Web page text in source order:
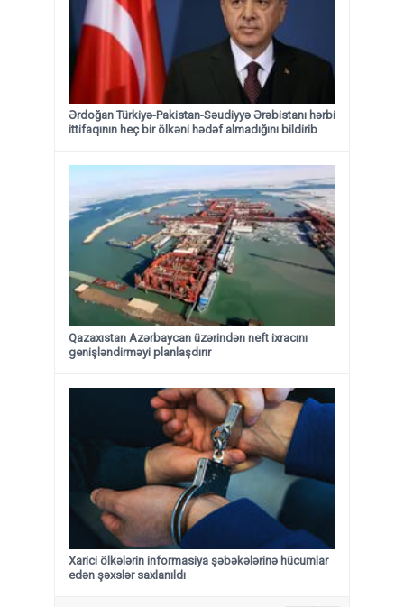
Ərdoğan Türkiyə-Pakistan-Səudiyyə Ərəbistanı hərbi
ittifaqının heç bir ölkəni hədəf almadığını bildirib
Qazaxıstan Azərbaycan üzərindən neft ixracını
genişləndirməyi planlaşdırır
Xarici ölkələrin informasiya şəbəkələrinə hücumlar
edən şəxslər saxlanıldı